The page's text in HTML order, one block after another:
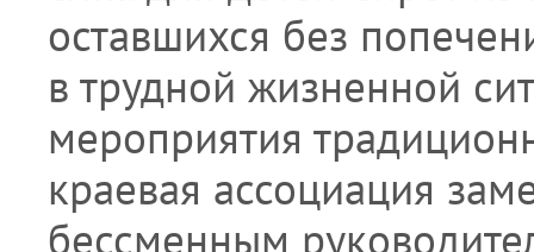
оставшихся без
в трудной жизненной
мероприятия
краевая ассоциация
бессменным